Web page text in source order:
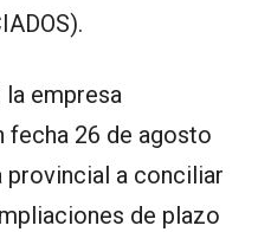
la empresa
fecha 26 de agosto
provincial a conciliar
de plazo